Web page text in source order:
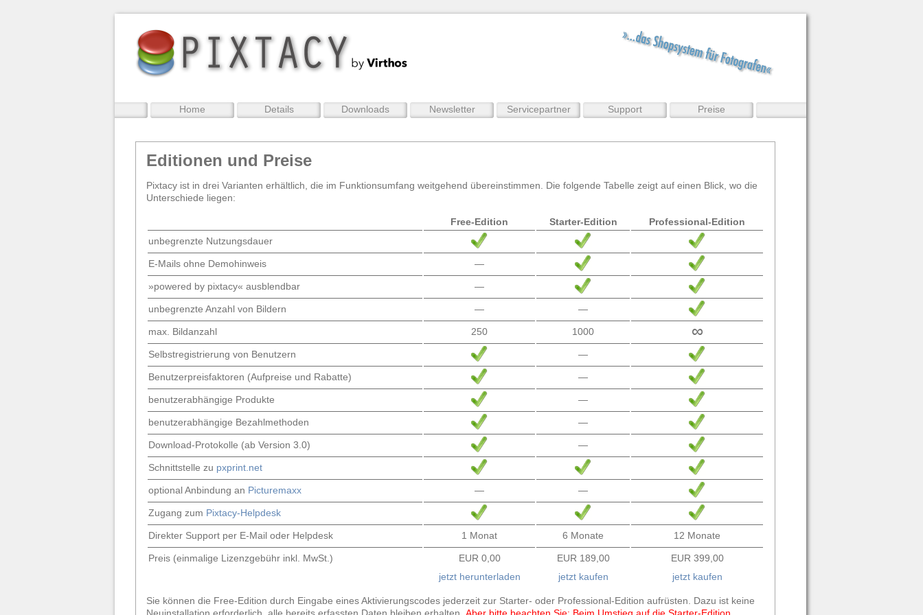
Home Details Downloads Newsletter Servicepartner Support Preise
Editionen und Preise
Pixtacy ist in drei Varianten erhältlich, die im Funktionsumfang weitgehend übereinstimmen. Die folgende Tabelle zeigt auf einen Blick, wo die
Unterschiede liegen:
Free-Edition Starter-Edition
Professional-Edition
unbegrenzte Nutzungsdauer
E-Mails ohne Demohinweis —
»powered by pixtacy« ausblendbar —
unbegrenzte Anzahl von Bildern — —
max. Bildanzahl 250 1000 ∞
Selbstregistrierung von Benutzern —
Benutzerpreisfaktoren (Aufpreise und Rabatte) —
benutzerabhängige Produkte —
benutzerabhängige Bezahlmethoden —
Download-Protokolle (ab Version 3.0) —
Schnittstelle zu pxprint.net
optional Anbindung an Picturemaxx — —
Zugang zum Pixtacy-Helpdesk
Direkter Support per E-Mail oder Helpdesk 1 Monat 6 Monate 12 Monate
Preis (einmalige Lizenzgebühr inkl. MwSt.) EUR 0,00 EUR 189,00
EUR 399,00
jetzt herunterladen
jetzt kaufen jetzt kaufen
Sie können die Free-Edition durch Eingabe eines Aktivierungscodes jederzeit zur Starter- oder Professional-Edition aufrüsten. Dazu ist keine